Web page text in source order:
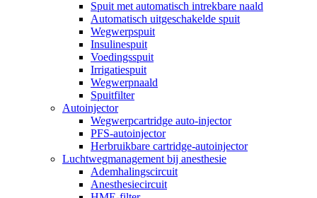
Spuit met automatisch intrekbare naald
Automatisch uitgeschakelde spuit
Wegwerpspuit
Insulinespuit
Voedingsspuit
Irrigatiespuit
Wegwerpnaald
Spuitfilter
Autoinjector
Wegwerpcartridge auto-injector
PFS-autoinjector
Herbruikbare cartridge-autoinjector
Luchtwegmanagement bij anesthesie
Ademhalingscircuit
Anesthesiecircuit